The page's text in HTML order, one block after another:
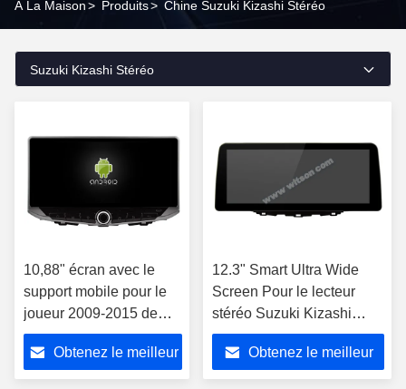
À La Maison> Produits> Chine Suzuki Kizashi Stéréo
Suzuki Kizashi Stéréo
10,88" écran avec le
support mobile pour le
joueur 2009-2015 de
Suzuki Kizashi GPS
CarPlayObtenez le meilleur
12.3" Smart Ultra Wide
Screen Pour le lecteur
stéréo Suzuki Kizashi
2009-2015
Obtenez le meilleur